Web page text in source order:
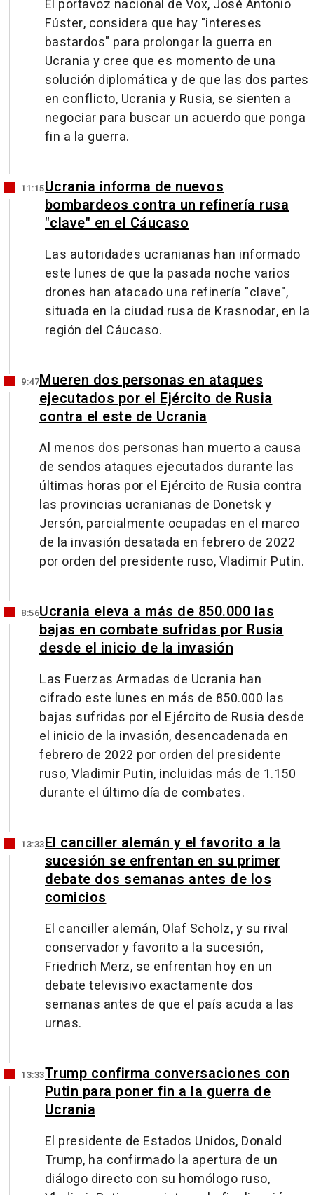
El portavoz nacional de Vox, José Antonio
Fúster, considera que hay "intereses
bastardos" para prolongar la guerra en
Ucrania y cree que es momento de una
solución diplomática y de que las dos partes
en conflicto, Ucrania y Rusia, se sienten a
negociar para buscar un acuerdo que ponga
fin a la guerra.
11:15Ucrania informa de nuevos
bombardeos contra un refinería rusa
"clave" en el Cáucaso
Las autoridades ucranianas han informado
este lunes de que la pasada noche varios
drones han atacado una refinería "clave",
situada en la ciudad rusa de Krasnodar, en la
región del Cáucaso.
9:47Mueren dos personas en ataques
ejecutados por el Ejército de Rusia
contra el este de Ucrania
Al menos dos personas han muerto a causa
de sendos ataques ejecutados durante las
últimas horas por el Ejército de Rusia contra
las provincias ucranianas de Donetsk y
Jersón, parcialmente ocupadas en el marco
de la invasión desatada en febrero de 2022
por orden del presidente ruso, Vladimir Putin.
8:56Ucrania eleva a más de 850.000 las
bajas en combate sufridas por Rusia
desde el inicio de la invasión
Las Fuerzas Armadas de Ucrania han
cifrado este lunes en más de 850.000 las
bajas sufridas por el Ejército de Rusia desde
el inicio de la invasión, desencadenada en
febrero de 2022 por orden del presidente
ruso, Vladimir Putin, incluidas más de 1.150
durante el último día de combates.
13:33El canciller alemán y el favorito a la
sucesión se enfrentan en su primer
debate dos semanas antes de los
comicios
El canciller alemán, Olaf Scholz, y su rival
conservador y favorito a la sucesión,
Friedrich Merz, se enfrentan hoy en un
debate televisivo exactamente dos
semanas antes de que el país acuda a las
urnas.
13:33Trump confirma conversaciones con
Putin para poner fin a la guerra de
Ucrania
El presidente de Estados Unidos, Donald
Trump, ha confirmado la apertura de un
diálogo directo con su homólogo ruso,